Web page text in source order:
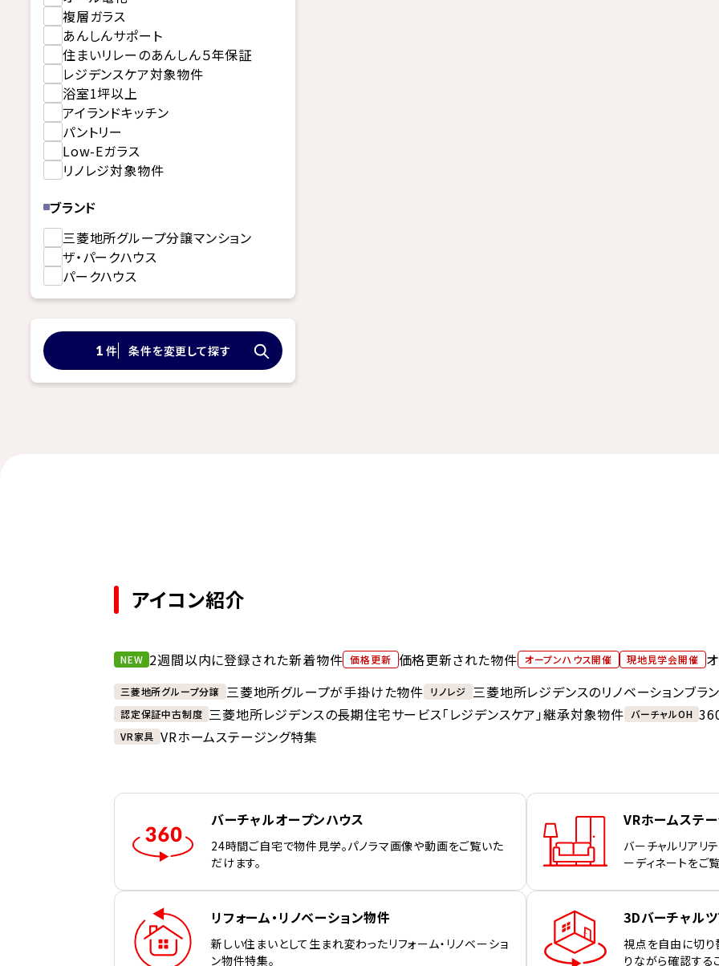
複層ガラス
あんしんサポート
住まいリレーのあんしん５年保証
レジデンスケア対象物件
浴室1坪以上
アイランドキッチン
パントリー
Low-Eガラス
リノレジ対象物件
ブランド
三菱地所グループ分譲マンション
ザ・パークハウス
パークハウス
1 件 条件を変更して探す
アイコン紹介
NEW 2週間以内に登録された新着物件 価格更新 価格更新された物件 オープンハウス開催 現地見学会開催
三菱地所グループ分譲 三菱地所グループが手掛けた物件 リノレジ 三菱地所レジデンスのリノベーションブラ
認定保証中古制度 三菱地所レジデンスの長期住宅サービス「レジデンスケア」継承対象物件 バーチャルOH
VR家具 VRホームステージング特集
バーチャルオープンハウス
24時間ご自宅で物件見学。パノラマ画像や動画をご覧いた
だけます。
VRホームステ
バーチャルリアリ
ーディネートをご
リフォーム・リノベーション物件
新しい住まいとして生まれ変わったリフォーム・リノベーショ
ン物件特集。
3Dバーチャル
視点を自由に切り
りながら確認する